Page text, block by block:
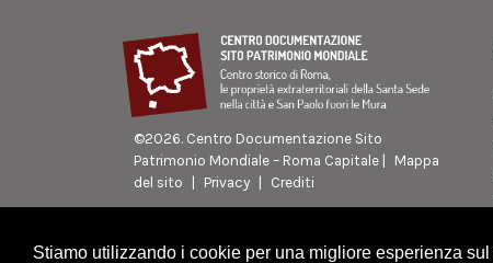
©2026. Centro Documentazione Sito
Patrimonio Mondiale – Roma Capitale |
Mappa
del sito
Privacy Crediti
Stiamo utilizzando i cookie per una migliore esperienza